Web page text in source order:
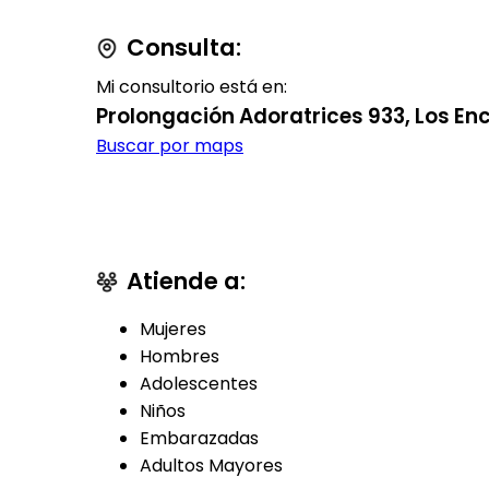
Consulta:
Mi consultorio está en:
Prolongación Adoratrices 933, Los
Buscar por maps
Atiende a:
Mujeres
Hombres
Adolescentes
Niños
Embarazadas
Adultos Mayores